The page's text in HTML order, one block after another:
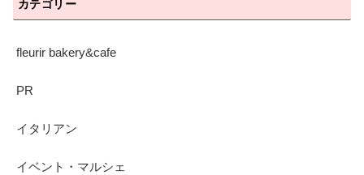
カテゴリー
fleurir bakery&cafe
PR
イタリアン
イベント・マルシェ